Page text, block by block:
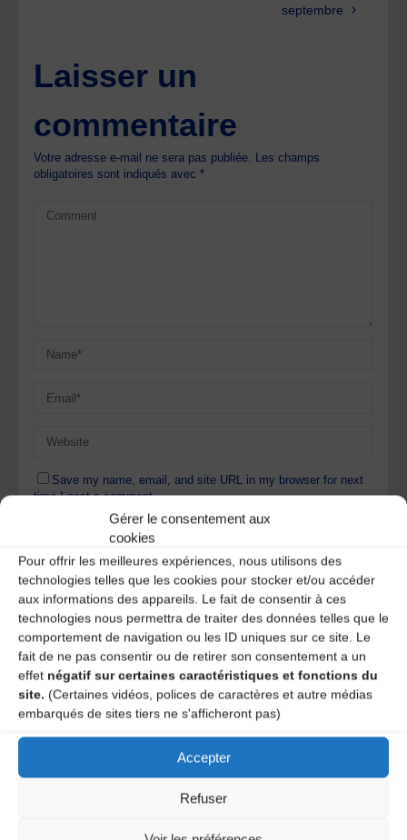
Gérer le consentement aux
cookies
Pour offrir les meilleures expériences, nous utilisons des
technologies telles que les cookies pour stocker et/ou accéder
aux informations des appareils. Le fait de consentir à ces
technologies nous permettra de traiter des données telles que le
comportement de navigation ou les ID uniques sur ce site. Le
fait de ne pas consentir ou de retirer son consentement a un
effet négatif sur certaines caractéristiques et fonctions du
site. (Certaines vidéos, polices de caractères et autre médias
embarqués de sites tiers ne s'afficheront pas)
Accepter
Refuser
septembre
Laisser un
commentaire
Votre adresse e-mail ne sera pas publiée. Les champs
obligatoires sont indiqués avec*
Save my name, email, and site URL in my browser for next
time I post a comment.
Ce site utilise Akismet pour réduire les indésirables.En
savoir plus sur la façon dont les données de vos
commentaires sont traitées.